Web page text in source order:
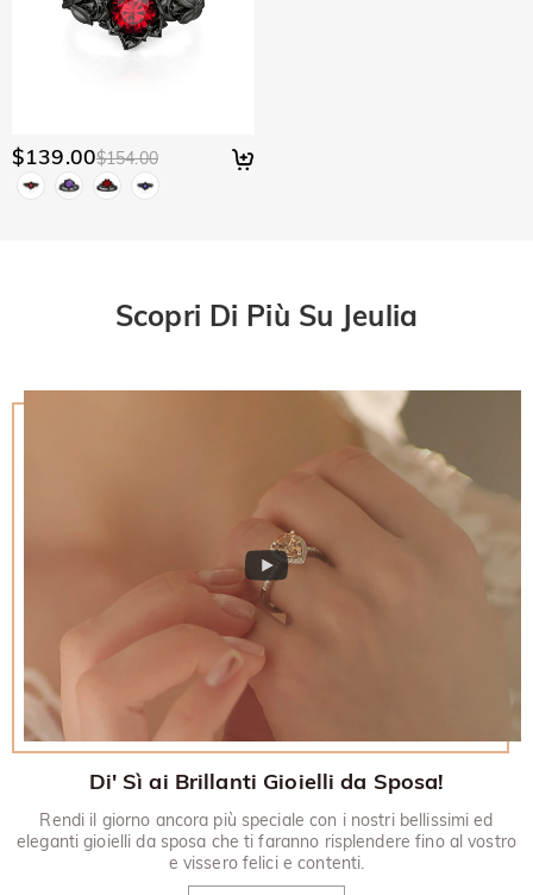
$139.00$154.00
Scopri Di Più Su Jeulia
Di' Sì ai Brillanti Gioielli da Sposa!
Rendi il giorno ancora più speciale con i nostri bellissimi ed
eleganti gioielli da sposa che ti faranno risplendere fino al vostro
e vissero felici e contenti.